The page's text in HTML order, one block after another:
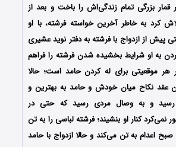
بزرگی تمام زندگی‌اش را باخت و بعد از
کرد به خاطر آخرین خواسته فرشته، با او
پیش از ازدواج با فرشته به دفتر نوید عشیری
به او شرایط بخشیده شدن فرشته را فراهم
هر موقعیتی برای له کردن حامد است؛ حالا
عقد نکاح میان خودش و حامد به بهترین و
رسید و به وصال مردی رسید که حتی در
کنار او بنشیند؛ فرشته لباسی را به تن
اعدام به تن می‌کند و حالا ازدواج با حامد